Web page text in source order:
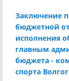
Заключение
бюджетной
исполнения
главным
бюджета -
спорта